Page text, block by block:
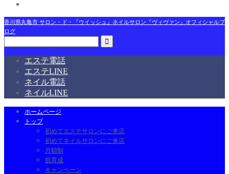
香川県丸亀市 サロン・ド・『ウイッシュ』ネイルサロン『ヴィヴァン』オフィシャルブ
ログ
エステ電話
エステLINE
ネイル電話
ネイルLINE
ホームページ
トップ
初めてエステサロンにご来店
初めてネイルサロンにご来店
月額制
肌育成
キャンペーン